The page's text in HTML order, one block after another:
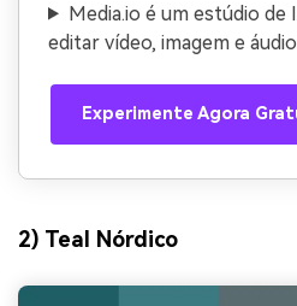
Media.io é um estúdio de
editar vídeo, imagem e
Experimente Agora
2) Teal Nórdico